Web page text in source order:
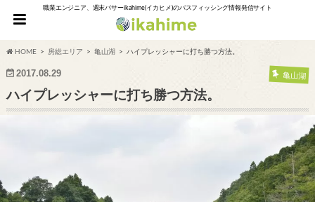
職業エンジニア、週末バサーikahime(イカヒメ)のバスフィッシング情報発信サイト
HOME 房総エリア 亀山湖 ハイプレッシャーに打ち勝つ方法。
2017.08.29 亀山湖
ハイプレッシャーに打ち勝つ方法。